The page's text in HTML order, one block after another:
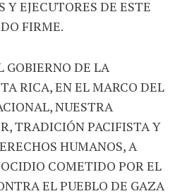
Y EJECUTORES DE ESTE
FIRME.
DE LA
RICA, EN EL MARCO DEL
NUESTRA
TRADICIÓN PACIFISTA Y
HUMANOS, A
COMETIDO POR EL
EL PUEBLO DE GAZA